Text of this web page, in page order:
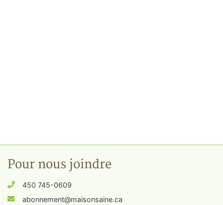
Pour nous joindre
450 745-0609
abonnement@maisonsaine.ca